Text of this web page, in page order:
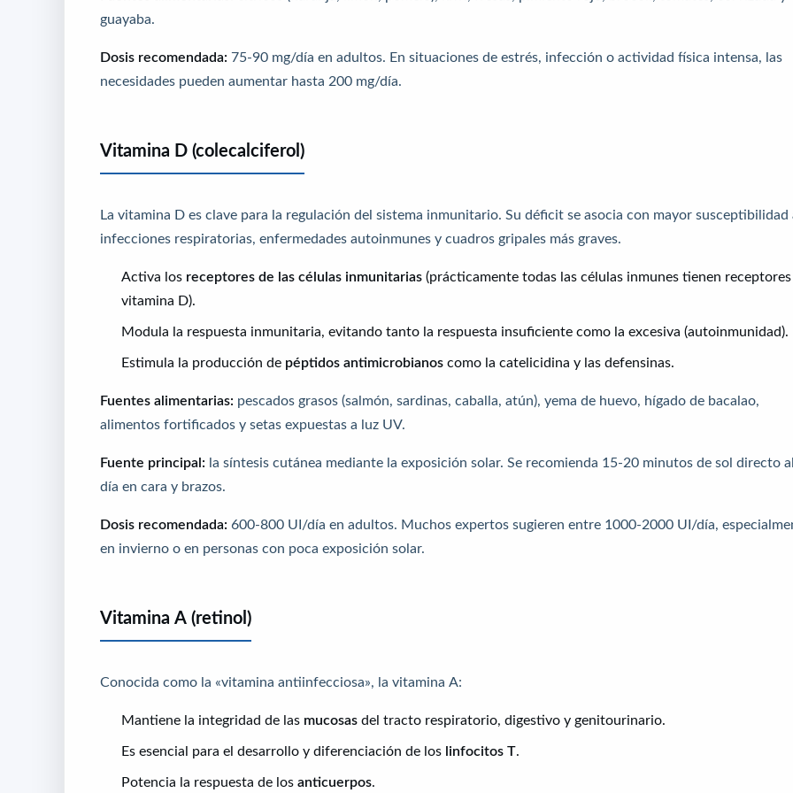
guayaba.
Dosis recomendada: 75-90 mg/día en adultos. En situaciones de estrés, infección o actividad física intensa, las
necesidades pueden aumentar hasta 200 mg/día.
Vitamina D (colecalciferol)
La vitamina D es clave para la regulación del sistema inmunitario. Su déficit se asocia con mayor susceptibilidad
infecciones respiratorias, enfermedades autoinmunes y cuadros gripales más graves.
Activa los receptores de las células inmunitarias (prácticamente todas las células inmunes tienen receptores
vitamina D).
Modula la respuesta inmunitaria, evitando tanto la respuesta insuficiente como la excesiva (autoinmunidad).
Estimula la producción de péptidos antimicrobianos como la catelicidina y las defensinas.
Fuentes alimentarias: pescados grasos (salmón, sardinas, caballa, atún), yema de huevo, hígado de bacalao,
alimentos fortificados y setas expuestas a luz UV.
Fuente principal: la síntesis cutánea mediante la exposición solar. Se recomienda 15-20 minutos de sol directo al
día en cara y brazos.
Dosis recomendada: 600-800 UI/día en adultos. Muchos expertos sugieren entre 1000-2000 UI/día,
en invierno o en personas con poca exposición solar.
Vitamina A (retinol)
Conocida como la «vitamina antiinfecciosa», la vitamina A:
Mantiene la integridad de las mucosas del tracto respiratorio, digestivo y genitourinario.
Es esencial para el desarrollo y diferenciación de los linfocitos T
Potencia la respuesta de los anticuerpos